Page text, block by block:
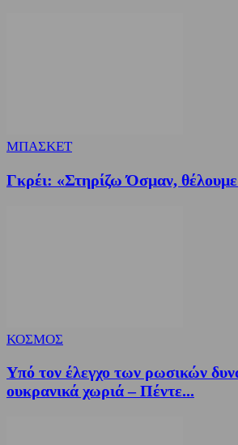
ΜΠΑΣΚΕΤ
Γκρέι: «Στηρίζω Όσμαν,
ΚΟΣΜΟΣ
Υπό τον έλεγχο των ρωσικών
ουκρανικά χωριά – Πέντε...